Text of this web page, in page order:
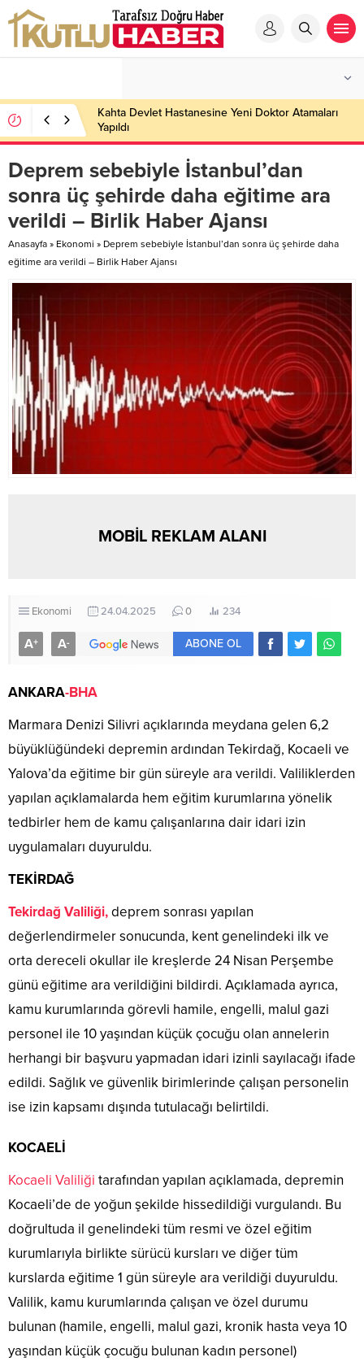
Kahta Devlet Hastanesine Yeni Doktor Atamaları
Yapıldı
Deprem sebebiyle İstanbul’dan
sonra üç şehirde daha eğitime ara
verildi – Birlik Haber Ajansı
Anasayfa » Ekonomi » Deprem sebebiyle İstanbul’dan sonra üç şehirde daha
eğitime ara verildi – Birlik Haber Ajansı
MOBİL REKLAM ALANI
Ekonomi 24.04.2025 0 234
A+ A- ABONE OL
ANKARA-BHA
Marmara Denizi Silivri açıklarında meydana gelen 6,2
büyüklüğündeki depremin ardından Tekirdağ, Kocaeli ve
Yalova’da eğitime bir gün süreyle ara verildi. Valiliklerden
yapılan açıklamalarda hem eğitim kurumlarına yönelik
tedbirler hem de kamu çalışanlarına dair idari izin
uygulamaları duyuruldu.
TEKİRDAĞ
Tekirdağ Valiliği,deprem sonrası yapılan
değerlendirmeler sonucunda, kent genelindeki ilk ve
orta dereceli okullar ile kreşlerde 24 Nisan Perşembe
günü eğitime ara verildiğini bildirdi. Açıklamada ayrıca,
kamu kurumlarında görevli hamile, engelli, malul gazi
personel ile 10 yaşından küçük çocuğu olan annelerin
herhangi bir başvuru yapmadan idari izinli sayılacağı ifade
edildi. Sağlık ve güvenlik birimlerinde çalışan personelin
ise izin kapsamı dışında tutulacağı belirtildi.
KOCAELİ
Kocaeli Valiliği tarafından yapılan açıklamada, depremin
Kocaeli’de de yoğun şekilde hissedildiği vurgulandı. Bu
doğrultuda il genelindeki tüm resmi ve özel eğitim
kurumlarıyla birlikte sürücü kursları ve diğer tüm
kurslarda eğitime 1 gün süreyle ara verildiği duyuruldu.
Valilik, kamu kurumlarında çalışan ve özel durumu
bulunan (hamile, engelli, malul gazi, kronik hasta veya 10
yaşından küçük çocuğu bulunan kadın personel)